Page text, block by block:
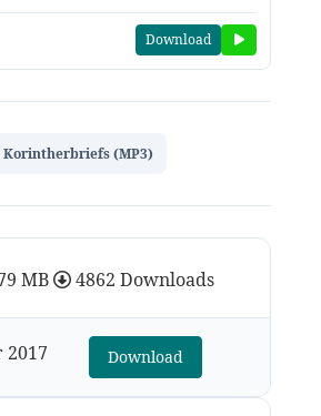
Download
Korintherbriefs (MP3)
MB 4862 Downloads
2017 Download